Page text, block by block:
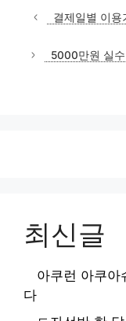
결제일별 이
5000만원 실
최신글
아쿠런 아쿠아
다